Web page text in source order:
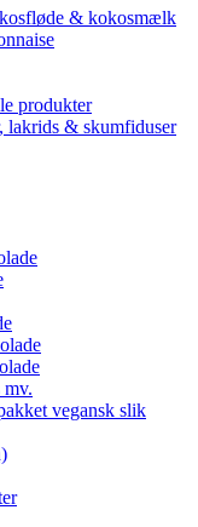
& kokosmælk
produkter
lakrids & skumfiduser
mv.
vegansk slik